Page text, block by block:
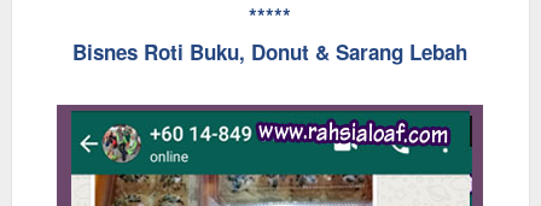
*****
Bisnes Roti Buku, Donut & Sarang Lebah